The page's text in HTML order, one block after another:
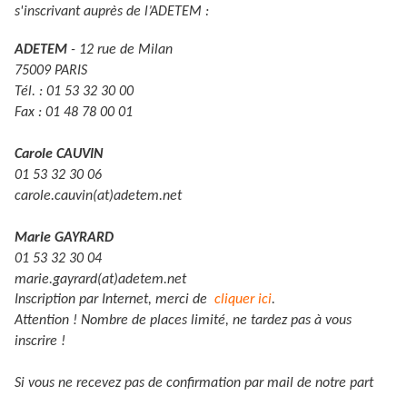
s'inscrivant auprès de l’ADETEM :
ADETEM - 12 rue de Milan
75009 PARIS
Tél. : 01 53 32 30 00
Fax : 01 48 78 00 01
Carole CAUVIN
01 53 32 30 06
carole.cauvin(at)adetem.net
Marie GAYRARD
01 53 32 30 04
marie.gayrard(at)adetem.net
Inscription par Internet, merci de cliquer ici.
Attention ! Nombre de places limité, ne tardez pas à vous
inscrire !
Si vous ne recevez pas de confirmation par mail de notre part